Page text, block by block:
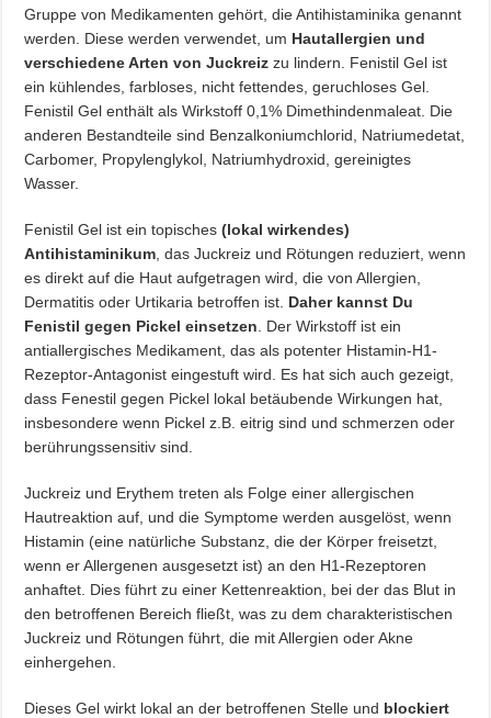
Gruppe von Medikamenten gehört, die Antihistaminika genannt
werden. Diese werden verwendet, um Hautallergien und
verschiedene Arten von Juckreiz zu lindern. Fenistil Gel ist
ein kühlendes, farbloses, nicht fettendes, geruchloses Gel.
Fenistil Gel enthält als Wirkstoff 0,1% Dimethindenmaleat. Die
anderen Bestandteile sind Benzalkoniumchlorid, Natriumedetat,
Carbomer, Propylenglykol, Natriumhydroxid, gereinigtes
Wasser.
Fenistil Gel ist ein topisches(lokal wirkendes)
Antihistaminikum , das Juckreiz und Rötungen reduziert, wenn
es direkt auf die Haut aufgetragen wird, die von Allergien,
Dermatitis oder Urtikaria betroffen ist. Daher kannst Du
Fenistil gegen Pickel einsetzen . Der Wirkstoff ist ein
antiallergisches Medikament, das als potenter Histamin-H1-
Rezeptor-Antagonist eingestuft wird. Es hat sich auch gezeigt,
dass Fenestil gegen Pickel lokal betäubende Wirkungen hat,
insbesondere wenn Pickel z.B. eitrig sind und schmerzen oder
berührungssensitiv sind.
Juckreiz und Erythem treten als Folge einer allergischen
Hautreaktion auf, und die Symptome werden ausgelöst, wenn
Histamin (eine natürliche Substanz, die der Körper freisetzt,
wenn er Allergenen ausgesetzt ist) an den H1-Rezeptoren
anhaftet. Dies führt zu einer Kettenreaktion, bei der das Blut in
den betroffenen Bereich fließt, was zu dem charakteristischen
Juckreiz und Rötungen führt, die mit Allergien oder Akne
einhergehen.
Dieses Gel wirkt lokal an der betroffenen Stelle und blockiert